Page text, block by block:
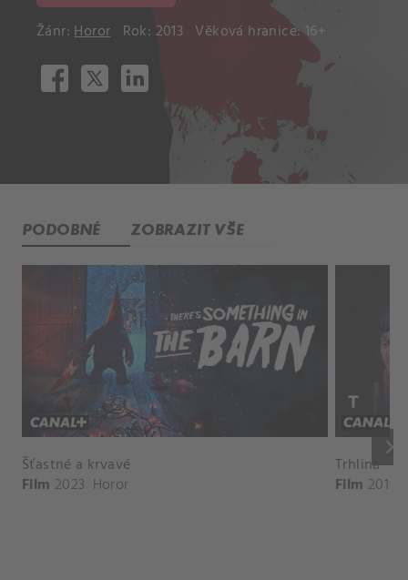
Žánr:Horor Rok: 2013 Věková hranice: 16+
PODOBNÉ ZOBRAZIT VŠE
keyboard_arrow_right
Šťastné a krvavé
Film 2023 Horor
Trhlina
Film 2019